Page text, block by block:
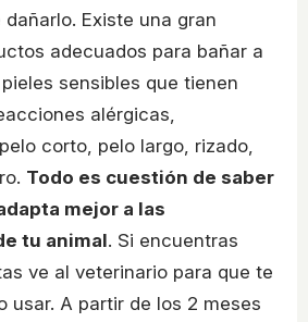
Existe una gran
adecuados para bañar a
sensibles que tienen
alérgicas,
corto, pelo largo, rizado,
Todo es cuestión de saber
mejor a las
tu animal. Si encuentras
ve al veterinario para que te
usar. A partir de los 2 meses